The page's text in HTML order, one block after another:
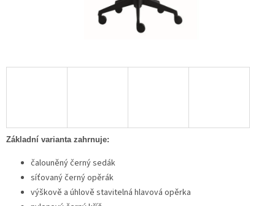
Základní varianta zahrnuje:
čalouněný černý sedák
síťovaný černý opěrák
výškově a úhlově stavitelná hlavová opěrka